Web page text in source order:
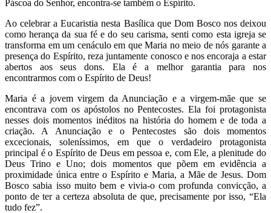
Páscoa do Senhor, encontra-se também o Espírito.
Ao celebrar a Eucaristia nesta Basílica que Dom Bosco nos deixou
como herança da sua fé e do seu carisma, senti como esta igreja se
transforma em um cenáculo em que Maria no meio de nós garante a
presença do Espírito, reza juntamente conosco e nos encoraja a estar
abertos aos seus dons. Ela é a melhor garantia para nos
encontrarmos com o Espírito de Deus!
Maria é a jovem virgem da Anunciação e a virgem-mãe que se
encontrava com os apóstolos no Pentecostes. Ela foi protagonista
nesses dois momentos inéditos na história do homem e de toda a
criação. A Anunciação e o Pentecostes são dois momentos
excecionais, soleníssimos, em que o verdadeiro protagonista
principal é o Espírito de Deus em pessoa e, com Ele, a plenitude do
Deus Trino e Uno; dois momentos que põem em evidência a
proximidade única entre o Espírito e Maria, a Mãe de Jesus. Dom
Bosco sabia isso muito bem e vivia-o com profunda convicção, a
ponto de ter a certeza absoluta de que, precisamente por isso, “Ela
tudo fez”.